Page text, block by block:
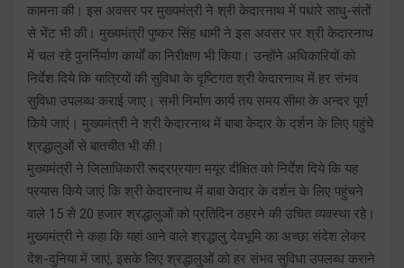
कामना की। इस अवसर पर मुख्यमंत्री ने श्री केदारनाथ में पधारे साधु-संतों
से भेंट भी की। मुख्यमंत्री पुष्कर सिंह धामी ने इस अवसर पर श्री केदारनाथ
में चल रहे पुनर्निर्माण कार्यों का निरीक्षण भी किया। उन्होंने अधिकारियों को
निर्देश दिये कि यात्रियों की सुविधा के दृष्टिगत श्री केदारनाथ में हर संभव
सुविधा उपलब्ध कराई जाए। सभी निर्माण कार्य तय समय सीमा के अन्दर पूर्ण
किये जाएं। मुख्यमंत्री ने श्री केदारनाथ में बाबा केदार के दर्शन के लिए पहुंचे
श्रद्धालुओं से बातचीत भी की।
मुख्यमंत्री ने जिलाधिकारी रूद्रप्रयाग मयूर दीक्षित को निर्देश दिये कि यह
प्रयास किये जाएं कि श्री केदारनाथ में बाबा केदार के दर्शन के लिए पहुंचने
वाले 15 से 20 हजार श्रद्धालुओं को प्रतिदिन ठहरने की उचित व्यवस्था रहे।
मुख्यमंत्री ने कहा कि यहां आने वाले श्रद्धालु देवभूमि का अच्छा संदेश लेकर
देश-दुनिया में जाएं, इसके लिए श्रद्धालुओं को हर संभव सुविधा उपलब्ध कराने